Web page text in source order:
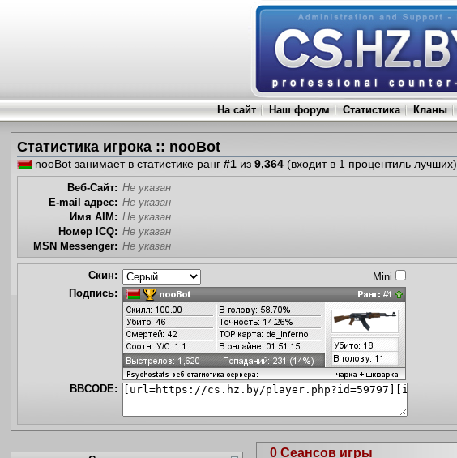
На сайт Наш форум Статистика Кланы
Статистика игрока :: nooBot
nooBot занимает в статистике ранг #1из 9,364(входит в 1 процентиль лучших)
Веб-Сайт: Не указан
E-mail адрес: Не указан
Имя AIM: Не указан
Номер ICQ: Не указан
MSN Messenger: Не указан
Скин:
Mini
Подпись:
BBCODE:
0 Сеансов игры